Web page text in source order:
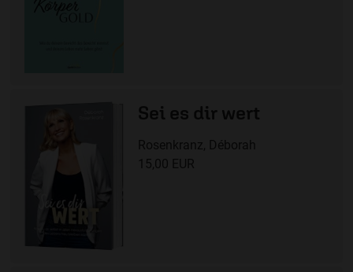
Sei es dir wert
Rosenkranz, Déborah
15,00 EUR